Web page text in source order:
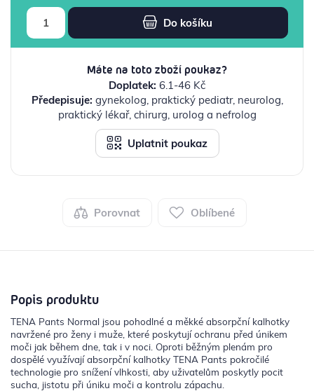
Do košíku
Máte na toto zboží poukaz?
Doplatek: 6.1-46 Kč
Předepisuje: gynekolog, praktický pediatr, neurolog,
praktický lékař, chirurg, urolog a nefrolog
Uplatnit poukaz
Porovnat Oblíbené
Popis produktu
TENA Pants Normal jsou pohodlné a měkké absorpční kalhotky
navržené pro ženy i muže, které poskytují ochranu před únikem
moči jak během dne, tak i v noci. Oproti běžným plenám pro
dospělé využívají absorpční kalhotky TENA Pants pokročilé
technologie pro snížení vlhkosti, aby uživatelům poskytly pocit
sucha, jistotu při úniku moči a kontrolu zápachu.